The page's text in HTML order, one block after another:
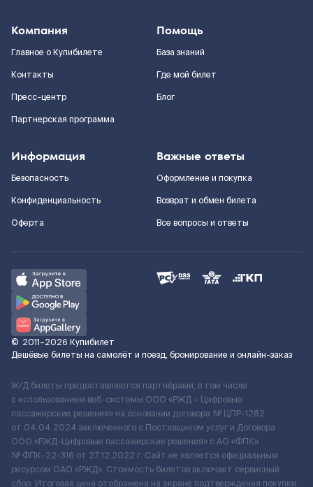
Компания
Главное о Купибилете
Контакты
Пресс-центр
Партнерская программа
Помощь
База знаний
Где мой билет
Блог
Информация
Безопасность
Конфиденциальность
Оферта
Важные ответы
Оформление и покупка
Возврат и обмен билета
Все вопросы и ответы
© 2011–2026 Купибилет
Дешёвые билеты на самолёт и поезд, бронирование и онлайн-заказ
Ж/Д билеты предоставляются партнёрами, в том числе
с использованием веб-системы ООО «РЖД – Цифровые
пассажирские решения» на основании договора № ЦПР-1282
от 04.04.2024 заключенного с Поставщиком услуг и Договора
ООО «РЖД-Цифровые пассажирские решения» c АО «ФПК»
№ ФПК-22-316 от 27.12.2022 г. Сайт не является официальным
ресурсом ОАО «РЖД». Стоимость билетов включает сервисный
сбор. Итоговая цена отображена на экране подтверждения покупки.